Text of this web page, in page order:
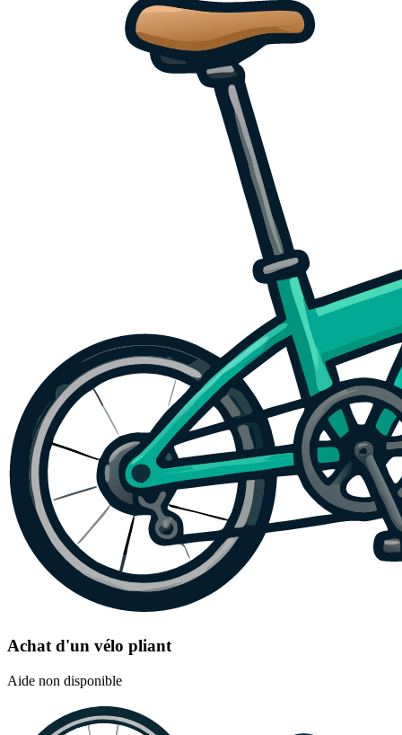
Achat d'un vélo pliant
Aide non disponible